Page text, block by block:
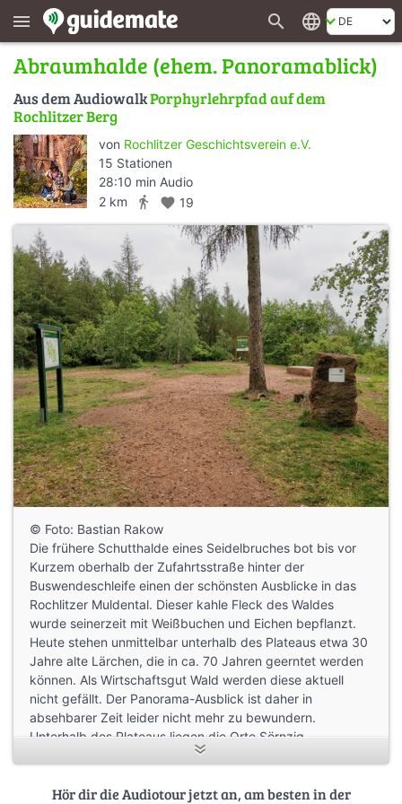
menu search language
Abraumhalde (ehem. Panoramablick)
Aus dem AudiowalkPorphyrlehrpfad auf dem
Rochlitzer Berg
von Rochlitzer Geschichtsverein e.V.
15 Stationen
28:10 min Audio
2 km
directions_walk favorite 19
© Foto: Bastian Rakow
Die frühere Schutthalde eines Seidelbruches bot bis vor
Kurzem oberhalb der Zufahrtsstraße hinter der
Buswendeschleife einen der schönsten Ausblicke in das
Rochlitzer Muldental. Dieser kahle Fleck des Waldes
wurde seinerzeit mit Weißbuchen und Eichen bepflanzt.
Heute stehen unmittelbar unterhalb des Plateaus etwa 30
Jahre alte Lärchen, die in ca. 70 Jahren geerntet werden
können. Als Wirtschaftsgut Wald werden diese aktuell
nicht gefällt. Der Panorama-Ausblick ist daher in
absehbarer Zeit leider nicht mehr zu bewundern.
Unterhalb des Plateaus liegen die Orte Sörnzig,
Fischheim, Steudten sowie in einiger Entfernung Seelitz,
Wie in den meisten Orten der Region bestehen auch hier
Hör dir die Audiotour jetzt an, am besten in der